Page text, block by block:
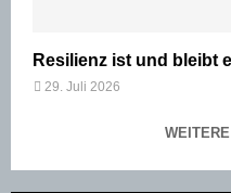
Resilienz ist und bleibt
29. Juli 2026